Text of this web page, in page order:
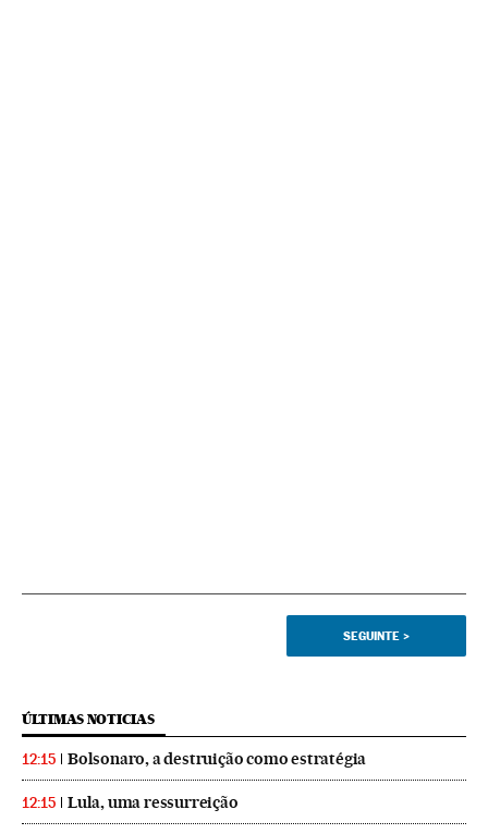
SEGUINTE >
ÚLTIMAS NOTICIAS
12:15 Bolsonaro, a destruição como estratégia
12:15 Lula, uma ressurreição